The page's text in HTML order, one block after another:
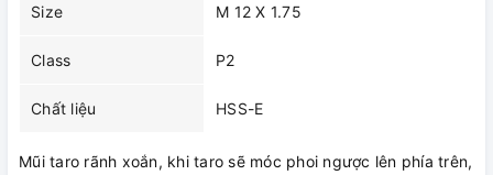
Size M 12 X 1.75
Class P2
Chất liệu HSS-E
Mũi taro rãnh xoắn, khi taro sẽ móc phoi ngược lên phía trên,